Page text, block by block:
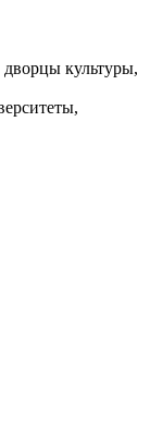
культуры,